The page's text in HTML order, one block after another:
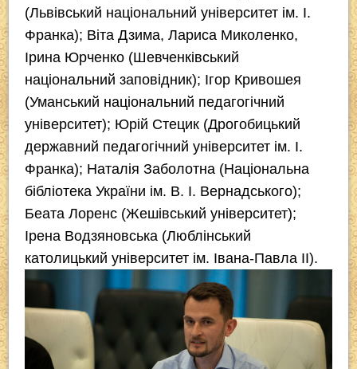
(Львівський національний університет ім. І.
Франка); Віта Дзима, Лариса Миколенко,
Ірина Юрченко (Шевченківський
національний заповідник); Ігор Кривошея
(Уманський національний педагогічний
університет); Юрій Стецик (Дрогобицький
державний педагогічний університет ім. І.
Франка); Наталія Заболотна (Національна
бібліотека України ім. В. І. Вернадського);
Беата Лоренс (Жешівський університет);
Ірена Водзяновська (Люблінський
католицький університет ім. Івана-Павла ІІ).